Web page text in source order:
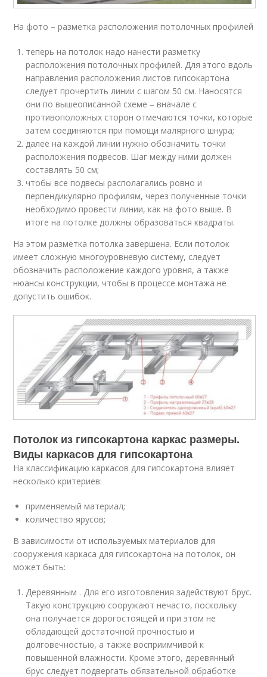
На фото – разметка расположения потолочных профилей
теперь на потолок надо нанести разметку
расположения потолочных профилей. Для этого вдоль
направления расположения листов гипсокартона
следует прочертить линии с шагом 50 см. Наносятся
они по вышеописанной схеме – вначале с
противоположных сторон отмечаются точки, которые
затем соединяются при помощи малярного шнура;
далее на каждой линии нужно обозначить точки
расположения подвесов. Шаг между ними должен
составлять 50 см;
чтобы все подвесы располагались ровно и
перпендикулярно профилям, через полученные точки
необходимо провести линии, как на фото выше. В
итоге на потолке должны образоваться квадраты.
На этом разметка потолка завершена. Если потолок
имеет сложную многоуровневую систему, следует
обозначить расположение каждого уровня, а также
нюансы конструкции, чтобы в процессе монтажа не
допустить ошибок.
Потолок из гипсокартона каркас размеры.
Виды каркасов для гипсокартона
На классификацию каркасов для гипсокартона влияет
несколько критериев:
применяемый материал;
количество ярусов;
В зависимости от используемых материалов для
сооружения каркаса для гипсокартона на потолок, он
может быть:
Деревянным . Для его изготовления задействуют брус.
Такую конструкцию сооружают нечасто, поскольку
она получается дорогостоящей и при этом не
обладающей достаточной прочностью и
долговечностью, а также восприимчивой к
повышенной влажности. Кроме этого, деревянный
брус следует подвергать обязательной обработке